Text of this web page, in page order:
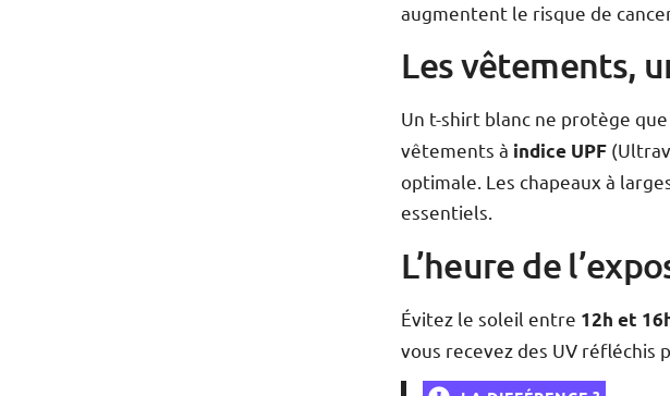
augmentent le risque de
Les vêtements,
Un t-shirt blanc ne protège que
vêtements à indice UPF
optimale. Les chapeaux à
essentiels.
L’heure de
Évitez le soleil entre 12h et
vous recevez des UV réfléchis